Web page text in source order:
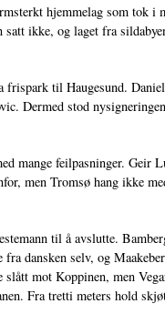
hjemmelag som tok i
ikke, og laget fra
til Haugesund.
Dermed stod
mange feilpasninger. Geir
men Tromsø hang ikke
til å avslutte.
dansken selv, og
mot Koppinen, men
Fra tretti meters hold